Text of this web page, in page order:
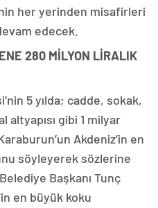
her yerinden misafirleri
edecek.
280 MİLYON LİRALIK
5 yılda; cadde, sokak,
altyapısı gibi 1 milyar
Akdeniz’in en
söyleyerek sözlerine
Başkanı Tunç
en büyük koku